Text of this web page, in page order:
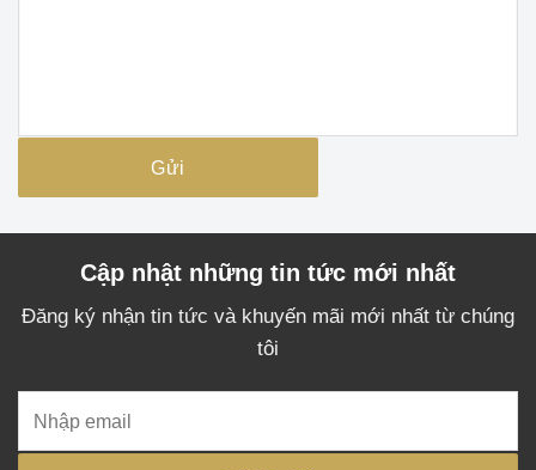
Cập nhật những tin tức mới nhất
Đăng ký nhận tin tức và khuyến mãi mới nhất từ chúng
tôi